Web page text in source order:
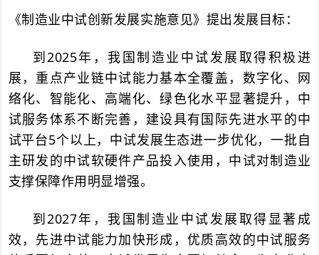
《制造业中试创新发展实施意见》提出发展目标：
到2025年，我国制造业中试发展取得积极进
展，重点产业链中试能力基本全覆盖，数字化、网
络化、智能化、高端化、绿色化水平显著提升，中
试服务体系不断完善，建设具有国际先进水平的中
试平台5个以上，中试发展生态进一步优化，一批自
主研发的中试软硬件产品投入使用，中试对制造业
支撑保障作用明显增强。
到2027年，我国制造业中试发展取得显著成
效，先进中试能力加快形成，优质高效的中试服务